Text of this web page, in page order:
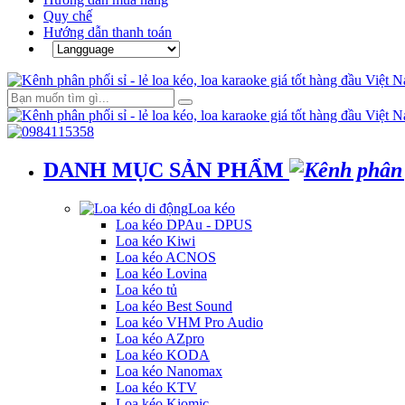
Quy chế
Hướng dẫn thanh toán
DANH MỤC SẢN PHẨM
Loa kéo
Loa kéo DPAu - DPUS
Loa kéo Kiwi
Loa kéo ACNOS
Loa kéo Lovina
Loa kéo tủ
Loa kéo Best Sound
Loa kéo VHM Pro Audio
Loa kéo AZpro
Loa kéo KODA
Loa kéo Nanomax
Loa kéo KTV